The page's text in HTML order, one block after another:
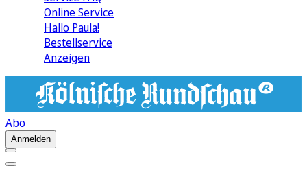
Online Service
Hallo Paula!
Bestellservice
Anzeigen
Abo
Anmelden